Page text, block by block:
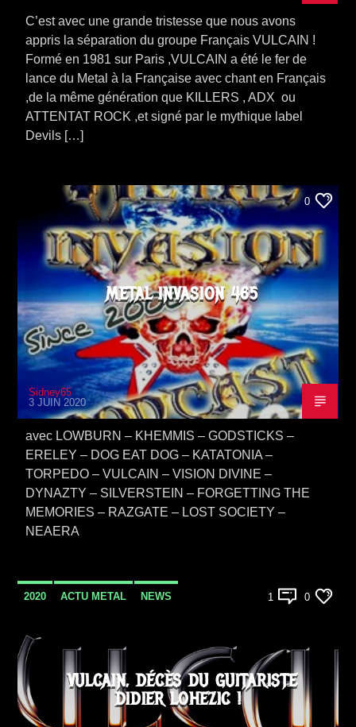
C’est avec une grande tristesse que nous avons
appris la séparation du groupe Français VULCAIN !
Formé en 1981 sur Paris ,VULCAIN a été le fer de
lance du Metal à la Française avec chant en Français
,de la même génération que KILLERS , ADX ou
ATTENTAT ROCK ,et signé par le mythique label
Devils […]
0
METAL INVASION 465
Sidney65
3 JUIN 2020
avec LOWBURN – KHEMMIS – GODSTICKS –
ERELEY – DOG EAT DOG – KATATONIA –
TORPEDO – VULCAIN – VISION DIVINE –
DYNAZTY – SILVERSTEIN – FORGETTING THE
MEMORIES – RAZGATE – LOST SOCIETY –
NEAERA
2020 ACTU METAL NEWS 1 0
VULCAIN, DÉCÈS DU GUITARISTE
DIDIER LOHEZIC !